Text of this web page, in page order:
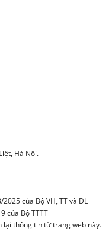
Hà Nội.
của Bộ VH, TT và DL
của Bộ TTTT
lại thông tin từ trang web này.